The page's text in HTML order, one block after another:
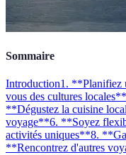
Sommaire
Introduction1. **Planifiez
vous des cultures locales**
**Dégustez la cuisine
voyage**6. **Soyez
activités uniques**8.
**Rencontrez d'autres